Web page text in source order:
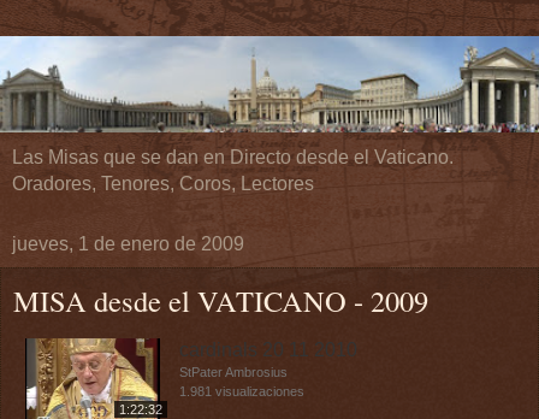
Las Misas que se dan en Directo desde el Vaticano.
Oradores, Tenores, Coros, Lectores
jueves, 1 de enero de 2009
MISA desde el VATICANO - 2009
cardinals 20 11 2010
StPater Ambrosius
1.981 visualizaciones
1:22:32